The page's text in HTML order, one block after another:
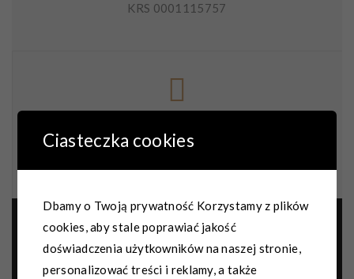
KRS 0001115757
Godziny otwarcia
Ciasteczka cookies
Dbamy o Twoją prywatność Korzystamy z plików
cookies, aby stale poprawiać jakość
doświadczenia użytkowników na naszej stronie,
personalizować treści i reklamy, a także